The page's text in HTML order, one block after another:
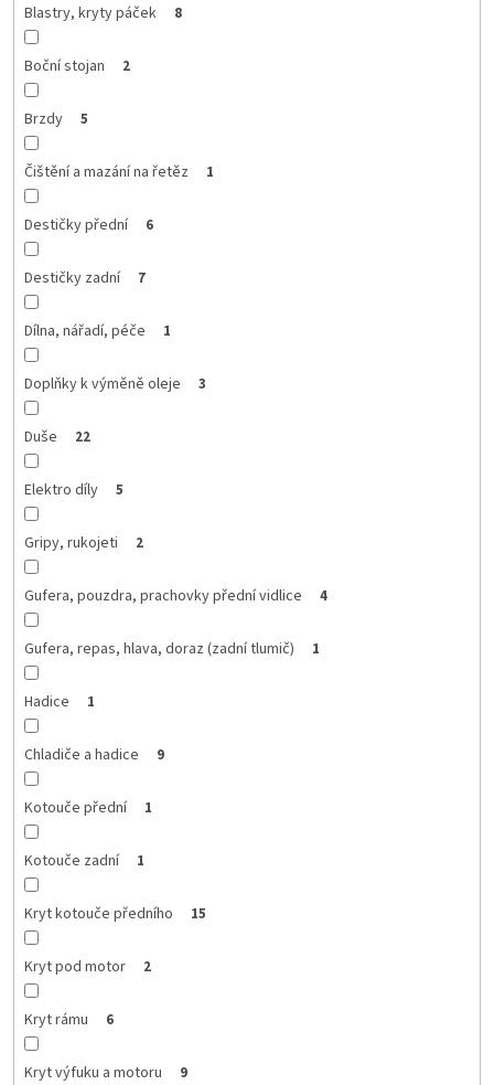
Blastry, kryty páček 8
Boční stojan 2
Brzdy 5
Čištění a mazání na řetěz 1
Destičky přední 6
Destičky zadní 7
Dílna, nářadí, péče 1
Doplňky k výměně oleje 3
Duše 22
Elektro díly 5
Gripy, rukojeti 2
Gufera, pouzdra, prachovky přední vidlice 4
Gufera, repas, hlava, doraz (zadní tlumič) 1
Hadice 1
Chladiče a hadice 9
Kotouče přední 1
Kotouče zadní 1
Kryt kotouče předního 15
Kryt pod motor 2
Kryt rámu 6
Kryt výfuku a motoru 9